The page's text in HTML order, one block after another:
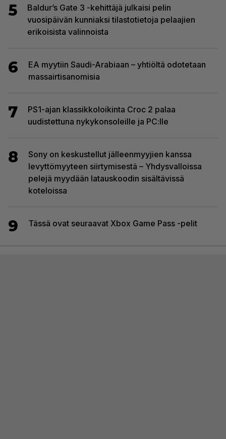
5
Baldur’s Gate 3 -kehittäjä julkaisi pelin
vuosipäivän kunniaksi tilastotietoja pelaajien
erikoisista valinnoista
6
EA myytiin Saudi-Arabiaan – yhtiöltä odotetaan
massairtisanomisia
7
PS1-ajan klassikkoloikinta Croc 2 palaa
uudistettuna nykykonsoleille ja PC:lle
8
Sony on keskustellut jälleenmyyjien kanssa
levyttömyyteen siirtymisestä – Yhdysvalloissa
pelejä myydään latauskoodin sisältävissä
koteloissa
9 Tässä ovat seuraavat Xbox Game Pass -pelit